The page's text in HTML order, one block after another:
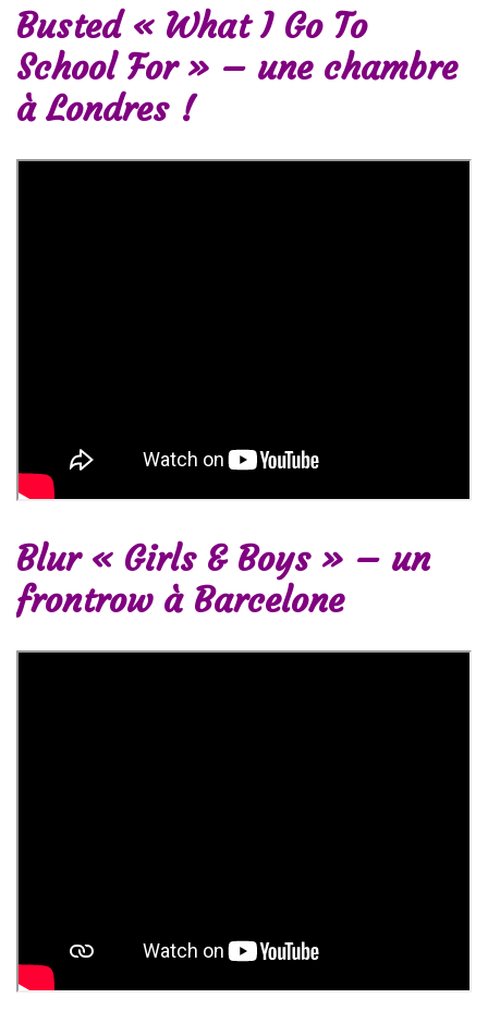
Busted « What I Go To
School For » – une chambre
à Londres !
Blur « Girls & Boys » – un
frontrow à Barcelone